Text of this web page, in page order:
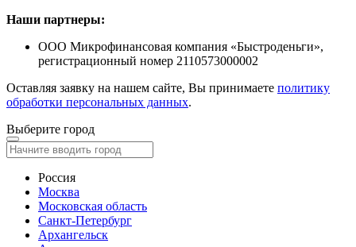
Наши партнеры:
ООО Микрофинансовая компания «Быстроденьги»,
регистрационный номер 2110573000002
Оставляя заявку на нашем сайте, Вы принимаете политику
обработки персональных данных.
Выберите город
Россия
Москва
Московская область
Санкт-Петербург
Архангельск